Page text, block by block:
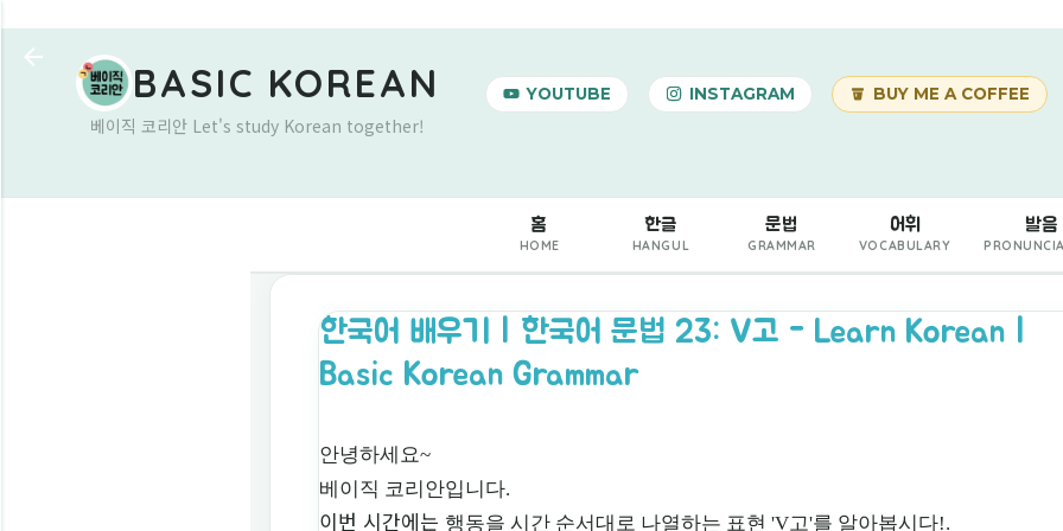
기본 콘텐츠로 건너뛰기
BASIC KOREAN
베이직 코리안 Let's study Korean together!
YOUTUBE INSTAGRAM BUY ME A COFFEE
홈
HOME
한글
HANGUL
문법
GRAMMAR
어휘
VOCABULARY
발음
한국어 배우기 | 한국어 문법 23: V고 - Learn Korean |
Basic Korean Grammar
안녕하세요~
베이직 코리안입니다.
이번 시간에는 행동을 시간 순서대로 나열하는 표현 'V고'를 알아봅시다!.